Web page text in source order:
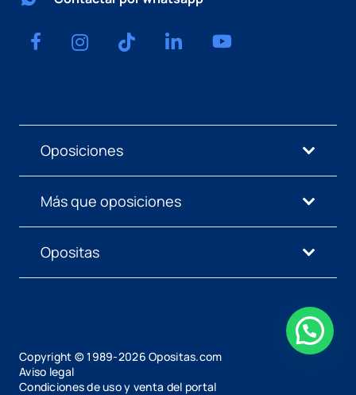
Oposiciones
Más que oposiciones
Opositas
Copyright © 1989-2026 Opositas.com
Aviso legal
Condiciones de uso y venta del portal